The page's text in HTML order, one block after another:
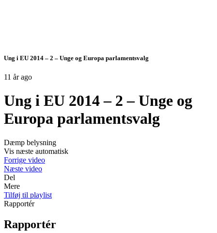
Ung i EU 2014 – 2 – Unge og Europa parlamentsvalg
11 år ago
Ung i EU 2014 – 2 – Unge og
Europa parlamentsvalg
Dæmp belysning
Vis næste automatisk
Forrige video
Næste video
Del
Mere
Tilføj til playlist
Rapportér
Rapportér